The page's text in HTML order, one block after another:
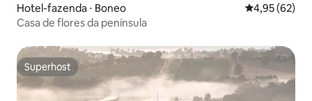
Hotel-fazenda ⋅ Boneo 4,95 de uma
4,95 (62)
Casa de flores da península
Superhost
Superhost